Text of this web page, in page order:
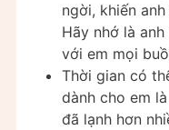
ngời, khiến
Hãy nhớ là
với em mọi
Thời gian có
dành cho em
đã lạnh hơn